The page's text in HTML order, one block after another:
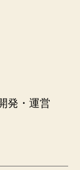
発・運営